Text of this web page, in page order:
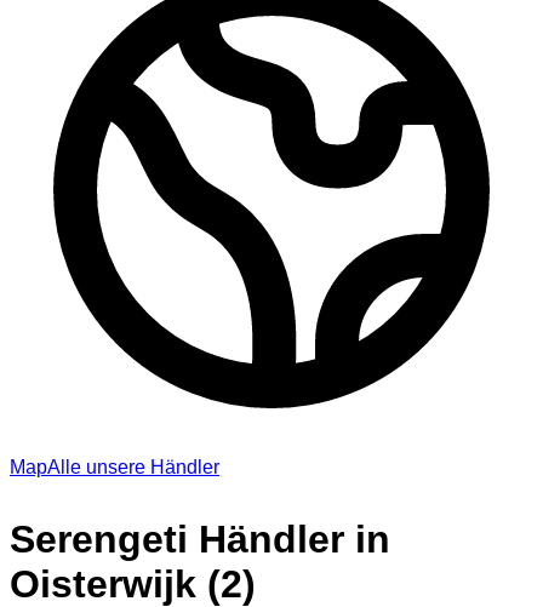
MapAlle unsere Händler
Serengeti Händler in
Oisterwijk (2)